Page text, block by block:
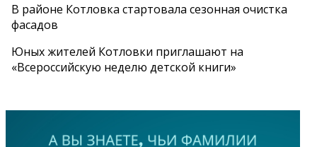
В районе Котловка стартовала сезонная очистка
фасадов
Юных жителей Котловки приглашают на
«Всероссийскую неделю детской книги»